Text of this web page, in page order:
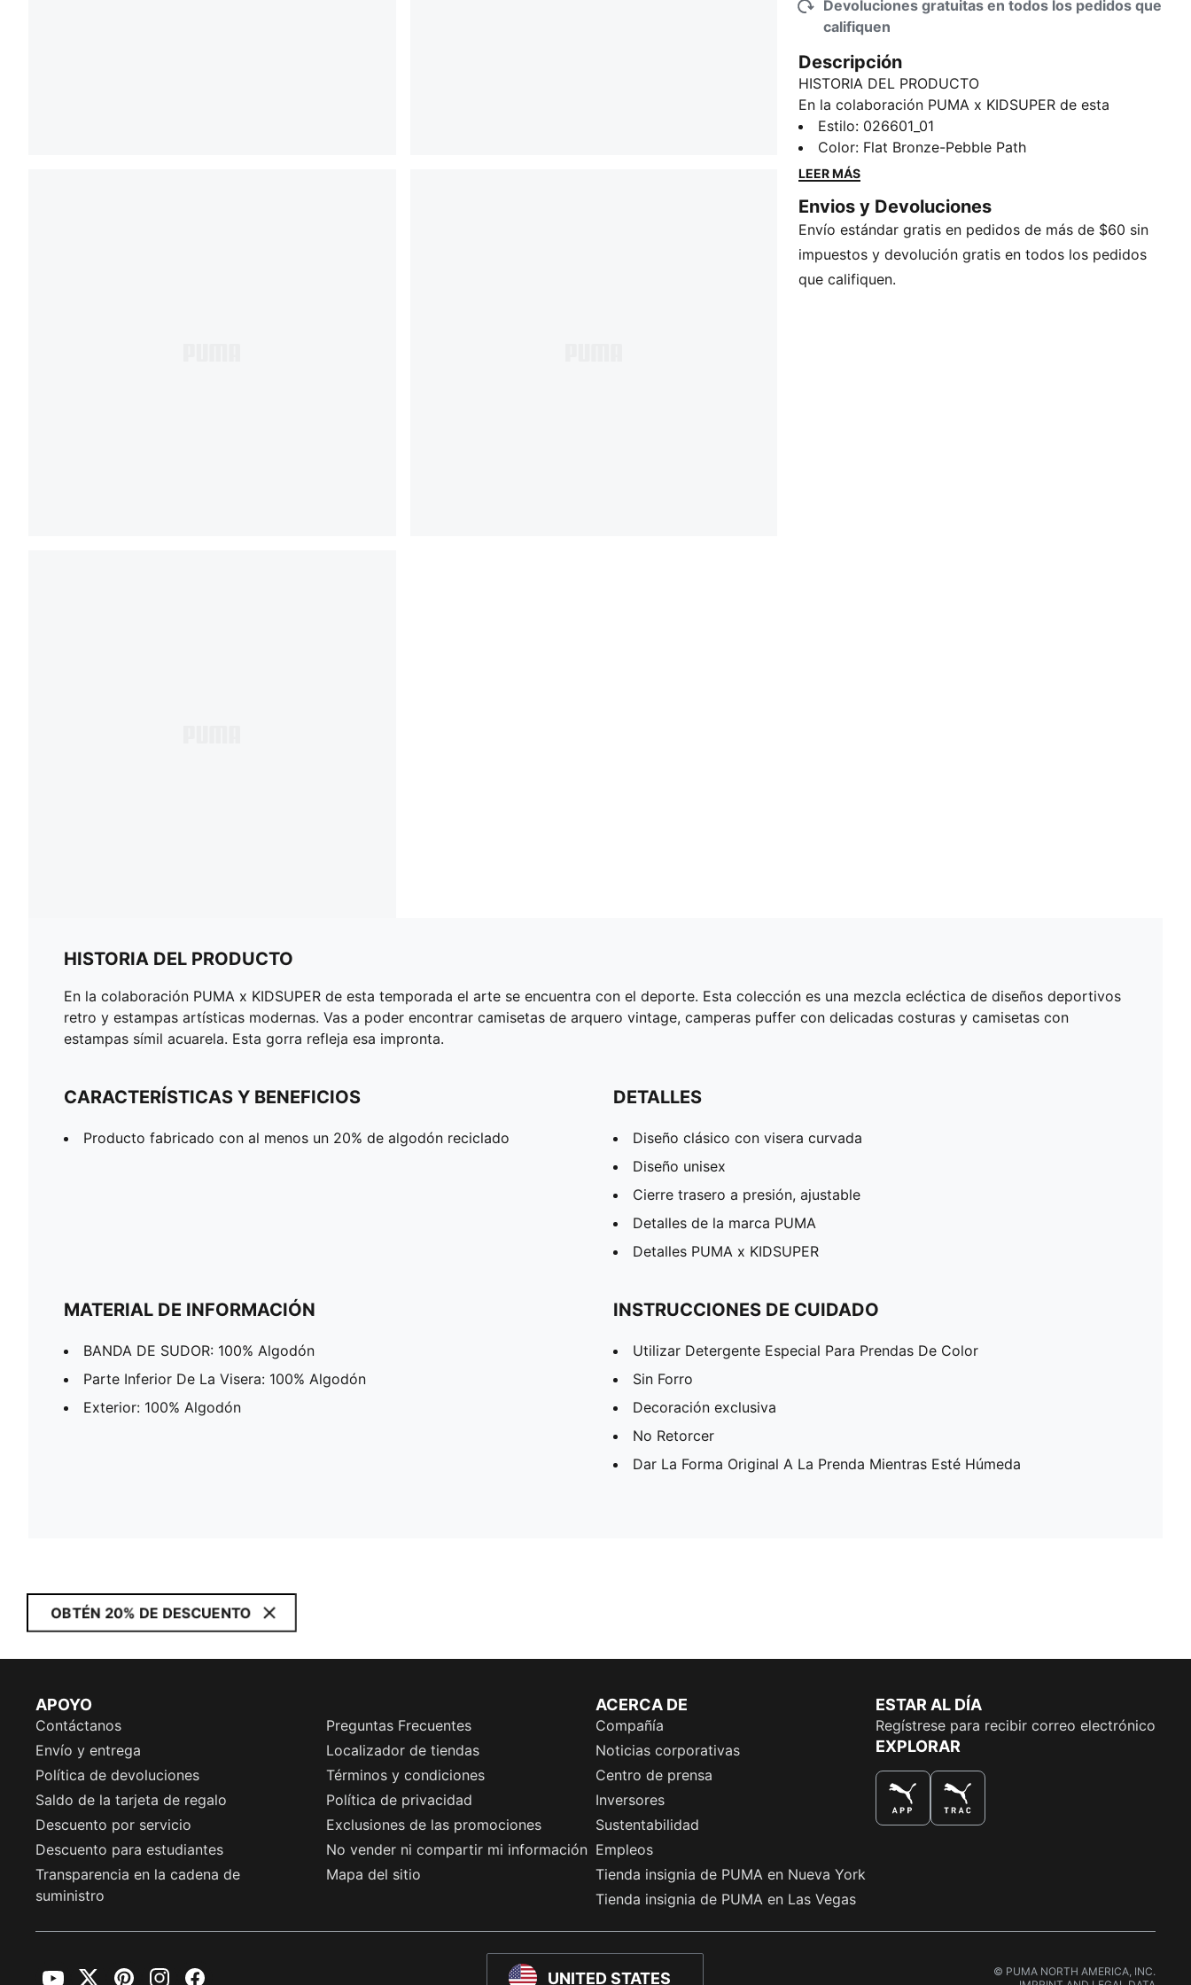
Devoluciones gratuitas en todos los pedidos que
califiquen
Descripción
HISTORIA DEL PRODUCTO
En la colaboración PUMA x KIDSUPER de esta
temporada el arte se encuentra con el deporte. Esta
colección es una mezcla ecléctica de diseños
deportivos retro y estampas artísticas modernas. Vas
camperas puffer con delicadas costuras y camisetas
con estampas símil acuarela. Esta gorra refleja esa
impronta.
CARACTERÍSTICAS Y BENEFICIOS
Estilo: 026601_01
Color: Flat Bronze-Pebble Path
LEER MÁS
Envios y Devoluciones
Envío estándar gratis en pedidos de más de $60 sin
impuestos y devolución gratis en todos los pedidos
que califiquen.
HISTORIA DEL PRODUCTO
En la colaboración PUMA x KIDSUPER de esta temporada el arte se encuentra con el deporte. Esta colección es una mezcla ecléctica de diseños deportivos
retro y estampas artísticas modernas. Vas a poder encontrar camisetas de arquero vintage, camperas puffer con delicadas costuras y camisetas con
estampas símil acuarela. Esta gorra refleja esa impronta.
CARACTERÍSTICAS Y BENEFICIOS
Producto fabricado con al menos un 20% de algodón reciclado
DETALLES
Diseño clásico con visera curvada
Diseño unisex
Cierre trasero a presión, ajustable
Detalles de la marca PUMA
Detalles PUMA x KIDSUPER
MATERIAL DE INFORMACIÓN
BANDA DE SUDOR: 100% Algodón
Parte Inferior De La Visera: 100% Algodón
Exterior: 100% Algodón
INSTRUCCIONES DE CUIDADO
Utilizar Detergente Especial Para Prendas De Color
Sin Forro
Decoración exclusiva
No Retorcer
Dar La Forma Original A La Prenda Mientras Esté Húmeda
OBTÉN 20% DE DESCUENTO
APOYO
Contáctanos
Preguntas Frecuentes
Envío y entrega
Localizador de tiendas
Política de devoluciones
Términos y condiciones
Saldo de la tarjeta de regalo
Política de privacidad
Descuento por servicio
Exclusiones de las promociones
Descuento para estudiantes
No vender ni compartir mi información
Transparencia en la cadena de
suministro
Mapa del sitio
ACERCA DE
Compañía
Noticias corporativas
Centro de prensa
Inversores
Sustentabilidad
Empleos
Tienda insignia de PUMA en Nueva York
Tienda insignia de PUMA en Las Vegas
ESTAR AL DÍA
Regístrese para recibir correo electrónico
EXPLORAR
UNITED STATES
© PUMA NORTH AMERICA, INC.